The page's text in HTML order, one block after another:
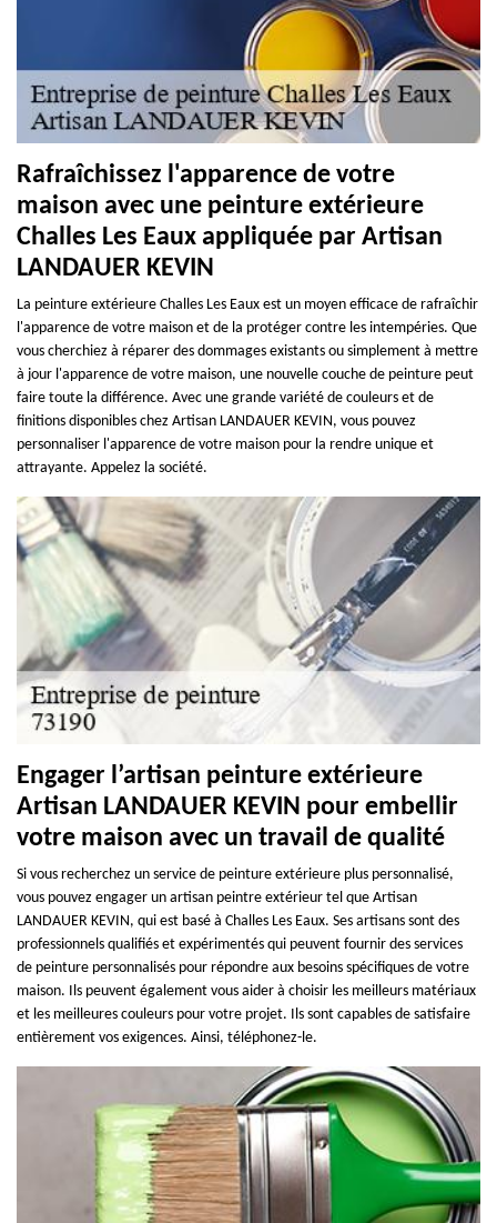
Rafraîchissez l'apparence de votre
maison avec une peinture extérieure
Challes Les Eaux appliquée par Artisan
LANDAUER KEVIN
La peinture extérieure Challes Les Eaux est un moyen efficace de rafraîchir
l'apparence de votre maison et de la protéger contre les intempéries. Que
vous cherchiez à réparer des dommages existants ou simplement à mettre
à jour l'apparence de votre maison, une nouvelle couche de peinture peut
faire toute la différence. Avec une grande variété de couleurs et de
finitions disponibles chez Artisan LANDAUER KEVIN, vous pouvez
personnaliser l'apparence de votre maison pour la rendre unique et
attrayante. Appelez la société.
Engager l’artisan peinture extérieure
Artisan LANDAUER KEVIN pour embellir
votre maison avec un travail de qualité
Si vous recherchez un service de peinture extérieure plus personnalisé,
vous pouvez engager un artisan peintre extérieur tel que Artisan
LANDAUER KEVIN, qui est basé à Challes Les Eaux. Ses artisans sont des
professionnels qualifiés et expérimentés qui peuvent fournir des services
de peinture personnalisés pour répondre aux besoins spécifiques de votre
maison. Ils peuvent également vous aider à choisir les meilleurs matériaux
et les meilleures couleurs pour votre projet. Ils sont capables de satisfaire
entièrement vos exigences. Ainsi, téléphonez-le.